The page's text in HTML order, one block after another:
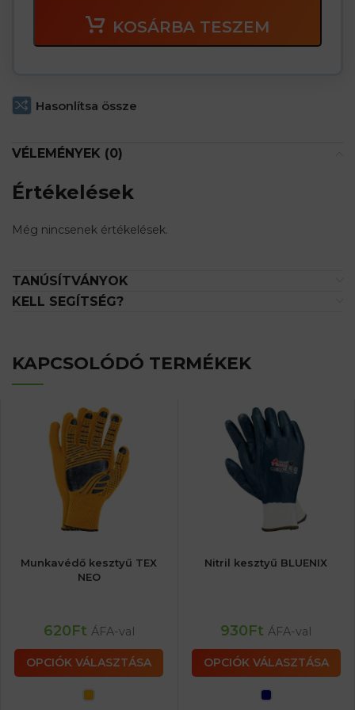
KOSÁRBA TESZEM
Hasonlítsa össze
VÉLEMÉNYEK (0)
Értékelések
Még nincsenek értékelések.
TANÚSÍTVÁNYOK
KELL SEGÍTSÉG?
KAPCSOLÓDÓ TERMÉKEK
Munkavédő kesztyű TEX
NEO
620Ft ÁFA-val
OPCIÓK VÁLASZTÁSA
Nitril kesztyű BLUENIX
930Ft ÁFA-val
OPCIÓK VÁLASZTÁSA